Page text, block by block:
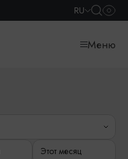
RU
Меню
Этот месяц